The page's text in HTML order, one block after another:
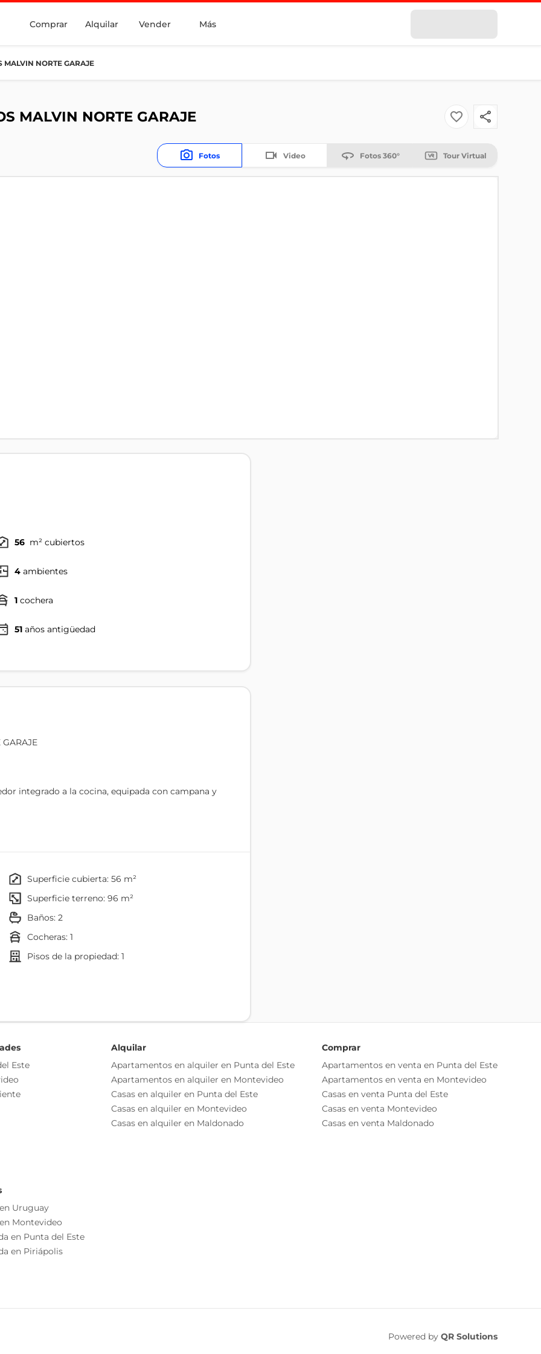
Comprar Alquilar Vender Más
MALVIN NORTE GARAJE
MALVIN NORTE GARAJE
Fotos Video Fotos 360° Tour Virtual
56 m² cubiertos
4 ambientes
1 cochera
51 años antigüedad
integrado a la cocina, equipada con campana y
ellos con aire acondicionado, ambos con excelente
del inmueble, debiéndose consultar al
de las medidas, descripciones arquitectónicas y
cuyos valores son aproximados.
superficie cubierta: 56 m²
superficie terreno: 96 m²
baños: 2
cocheras: 1
pisos de la propiedad: 1
Parrillero
Este
Uruguay
Montevideo
en Punta del Este
en Piriápolis
Alquilar
Apartamentos en alquiler en Punta del Este
Apartamentos en alquiler en Montevideo
Casas en alquiler en Punta del Este
Casas en alquiler en Montevideo
Casas en alquiler en Maldonado
Comprar
Apartamentos en venta en Punta del Este
Apartamentos en venta en Montevideo
Casas en venta Punta del Este
Casas en venta Montevideo
Casas en venta Maldonado
Powered by QR Solutions